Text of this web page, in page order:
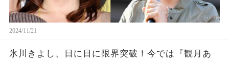
2024/11/21
氷川きよし、日に日に限界突破！今では『観月あ